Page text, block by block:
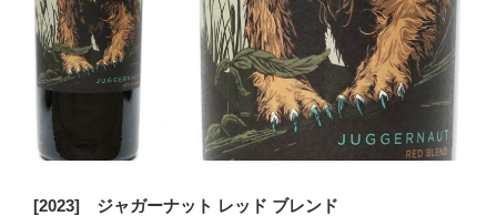
[2023] ジャガーナット レッド ブレンド